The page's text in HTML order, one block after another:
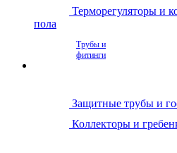
Терморегуляторы и
пола
Трубы и
фитинги
Защитные трубы и
Коллекторы и